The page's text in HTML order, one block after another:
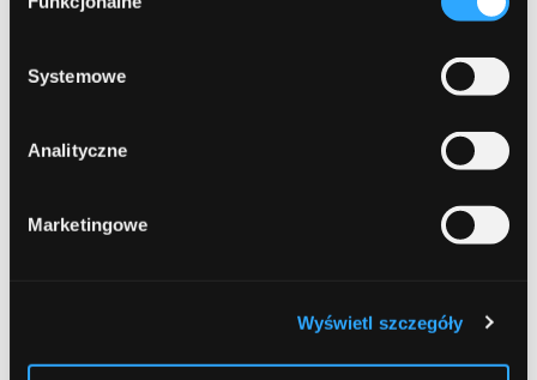
zgody
Systemowe
Analityczne
Marketingowe
Wyświetl szczegóły
Comment Required